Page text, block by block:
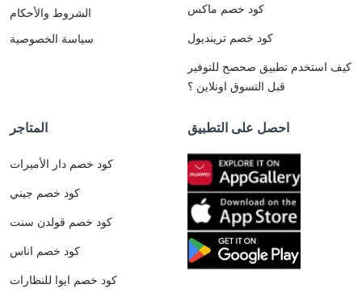
الشروط والأحكام
سياسة الخصوصية
كود خصم ماكس
كود خصم ترينديول
كيف استخدم تطبيق صحصح للتوفير
قبل التسوق اونلاين ؟
المتاجر
كود خصم دار الأميرات
كود خصم جيني
كود خصم قولدن سنت
كود خصم اناس
كود خصم ايوا للنظارات
احصل على التطبيق